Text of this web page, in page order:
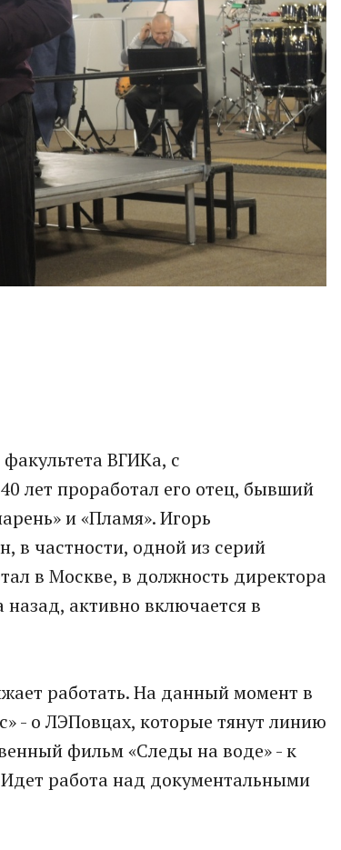
ВГИКа, с
лет проработал его отец, бывший
и «Пламя». Игорь
в частности, одной из серий
в Москве, в должность директора
назад, активно включается в
работать. На данный момент в
- о ЛЭПовцах, которые тянут линию
фильм «Следы на воде» - к
работа над документальными